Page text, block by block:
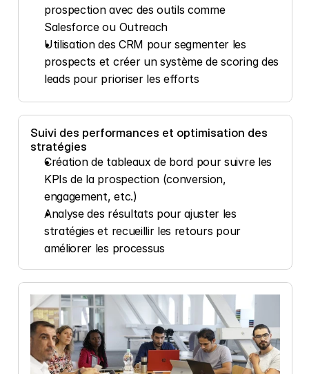
prospection avec des outils comme
Salesforce ou Outreach
Utilisation des CRM pour segmenter les
prospects et créer un système de scoring des
leads pour prioriser les efforts
Suivi des performances et optimisation des
stratégies
Création de tableaux de bord pour suivre les
KPIs de la prospection (conversion,
engagement, etc.)
Analyse des résultats pour ajuster les
stratégies et recueillir les retours pour
améliorer les processus